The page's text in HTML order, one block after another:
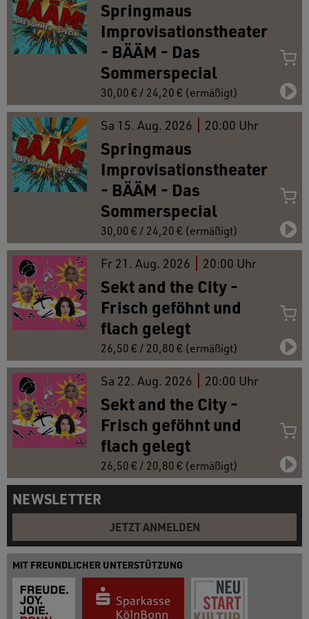
Springmaus
Improvisationstheater
- BÄÄM - Das
Sommerspecial
30,00 € / 24,20 € (ermäßigt)
Sa 15. Aug. 2026 20:00 Uhr
Springmaus
Improvisationstheater
- BÄÄM - Das
Sommerspecial
30,00 € / 24,20 € (ermäßigt)
Fr 21. Aug. 2026 20:00 Uhr
Sekt and the City -
Frisch geföhnt und
flach gelegt
26,50 € / 20,80 € (ermäßigt)
Sa 22. Aug. 2026 20:00 Uhr
Sekt and the City -
Frisch geföhnt und
flach gelegt
26,50 € / 20,80 € (ermäßigt)
NEWSLETTER
JETZT ANMELDEN
MIT FREUNDLICHER UNTERSTÜTZUNG